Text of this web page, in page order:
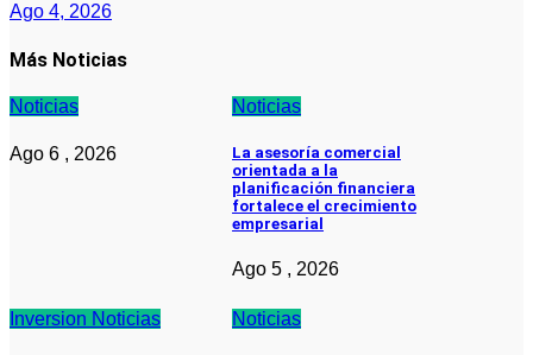
Ago 4, 2026
Más Noticias
Noticias
Ago 6 , 2026
Noticias
La asesoría comercial
orientada a la
planificación financiera
fortalece el crecimiento
empresarial
Ago 5 , 2026
Inversion Noticias Noticias